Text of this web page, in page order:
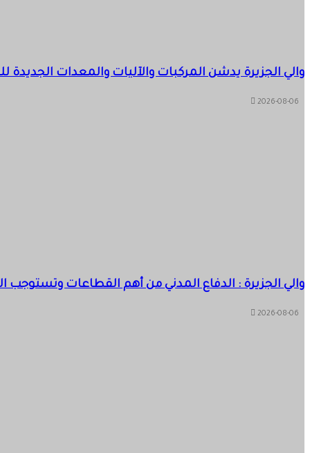
والي الجزيرة يدشن المركبات والآليات والمعدات الجديدة
2026-08-06
والي الجزيرة : الدفاع المدني من أهم القطاعات وتستوجب
2026-08-06